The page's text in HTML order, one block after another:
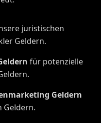
juristischen
Geldern.
für potenzielle
Geldern
Geldern.